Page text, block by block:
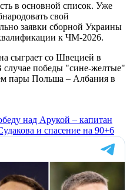
в основной список. Уже
свой
заявки сборной Украины
к ЧМ-2026.
сыграет со Швецией в
победы "сине-желтые"
пары Польша – Албания в
над Арукой – капитан
и спасение на 90+6